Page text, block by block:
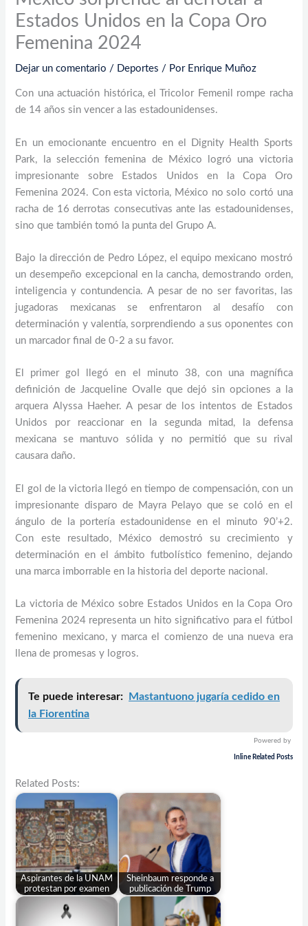
Estados Unidos en la Copa Oro
Femenina 2024
Dejar un comentario / Deportes / Por Enrique Muñoz
Con una actuación histórica, el Tricolor Femenil rompe racha
de 14 años sin vencer a las estadounidenses.
En un emocionante encuentro en el Dignity Health Sports
Park, la selección femenina de México logró una victoria
impresionante sobre Estados Unidos en la Copa Oro
Femenina 2024. Con esta victoria, México no solo cortó una
racha de 16 derrotas consecutivas ante las estadounidenses,
sino que también tomó la punta del Grupo A.
Bajo la dirección de Pedro López, el equipo mexicano mostró
un desempeño excepcional en la cancha, demostrando orden,
inteligencia y contundencia. A pesar de no ser favoritas, las
jugadoras mexicanas se enfrentaron al desafío con
determinación y valentía, sorprendiendo a sus oponentes con
un marcador final de 0-2 a su favor.
El primer gol llegó en el minuto 38, con una magnífica
definición de Jacqueline Ovalle que dejó sin opciones a la
arquera Alyssa Haeher. A pesar de los intentos de Estados
Unidos por reaccionar en la segunda mitad, la defensa
mexicana se mantuvo sólida y no permitió que su rival
causara daño.
El gol de la victoria llegó en tiempo de compensación, con un
impresionante disparo de Mayra Pelayo que se coló en el
ángulo de la portería estadounidense en el minuto 90’+2.
Con este resultado, México demostró su crecimiento y
determinación en el ámbito futbolístico femenino, dejando
una marca imborrable en la historia del deporte nacional.
La victoria de México sobre Estados Unidos en la Copa Oro
Femenina 2024 representa un hito significativo para el fútbol
femenino mexicano, y marca el comienzo de una nueva era
llena de promesas y logros.
Te puede interesar:
Mastantuono jugaría cedido en
la Fiorentina
Powered by
Inline Related Posts
Related Posts:
Aspirantes de la UNAM
protestan por examen
Sheinbaum responde a
publicación de Trump